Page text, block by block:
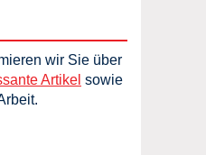
wir Sie über
Artikel sowie